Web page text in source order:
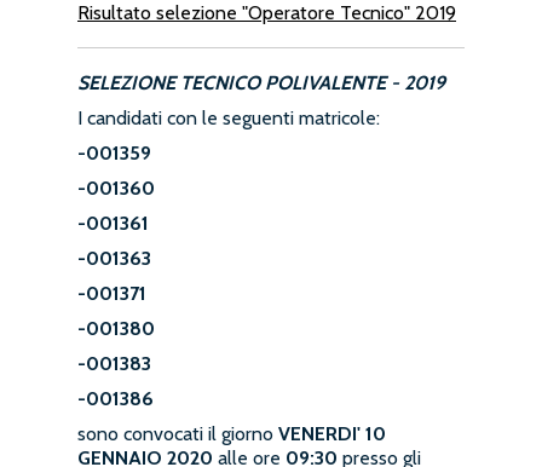
Risultato selezione "Operatore Tecnico" 2019
SELEZIONE TECNICO POLIVALENTE - 2019
I candidati con le seguenti matricole:
-001359
-001360
-001361
-001363
-001371
-001380
-001383
-001386
sono convocati il giorno VENERDI' 10
GENNAIO 2020 alle ore 09:30 presso gli